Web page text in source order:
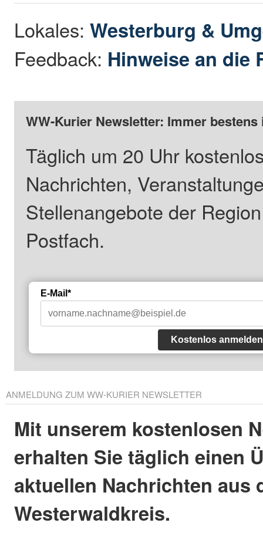
Lokales:Westerburg &
Feedback: Hinweise an die
WW-Kurier Newsletter: Immer
Täglich um 20 Uhr
Nachrichten,
Stellenangebote der
Postfach.
E-Mail*
Kostenlos anmelden
ANMELDUNG ZUM WW-KURIER NEWSLETTER
Mit unserem kostenlosen
erhalten Sie täglich einen
aktuellen Nachrichten aus
Westerwaldkreis.